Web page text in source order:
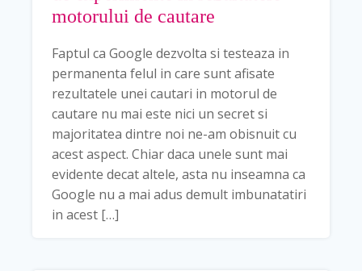
motorului de cautare
Faptul ca Google dezvolta si testeaza in
permanenta felul in care sunt afisate
rezultatele unei cautari in motorul de
cautare nu mai este nici un secret si
majoritatea dintre noi ne-am obisnuit cu
acest aspect. Chiar daca unele sunt mai
evidente decat altele, asta nu inseamna ca
Google nu a mai adus demult imbunatatiri
in acest […]